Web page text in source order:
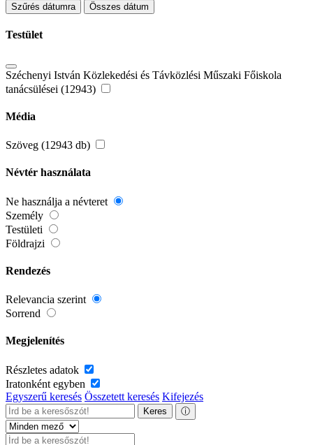
Szűrés dátumra Összes dátum
Testület
Széchenyi István Közlekedési és Távközlési Műszaki Főiskola
tanácsülései (12943)
Média
Szöveg (12943 db)
Névtér használata
Ne használja a névteret
Személy
Testületi
Földrajzi
Rendezés
Relevancia szerint
Sorrend
Megjelenítés
Részletes adatok
Iratonként egyben
Egyszerű keresés Összetett keresés Kifejezés
Keres ⓘ